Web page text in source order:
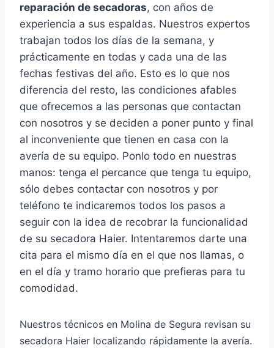
reparación de secadoras, con años de
experiencia a sus espaldas. Nuestros expertos
trabajan todos los días de la semana, y
prácticamente en todas y cada una de las
fechas festivas del año. Esto es lo que nos
diferencia del resto, las condiciones afables
que ofrecemos a las personas que contactan
con nosotros y se deciden a poner punto y final
al inconveniente que tienen en casa con la
avería de su equipo. Ponlo todo en nuestras
manos: tenga el percance que tenga tu equipo,
sólo debes contactar con nosotros y por
teléfono te indicaremos todos los pasos a
seguir con la idea de recobrar la funcionalidad
de su secadora Haier. Intentaremos darte una
cita para el mismo día en el que nos llamas, o
en el día y tramo horario que prefieras para tu
comodidad.
Nuestros técnicos en Molina de Segura revisan su
secadora Haier localizando rápidamente la avería.